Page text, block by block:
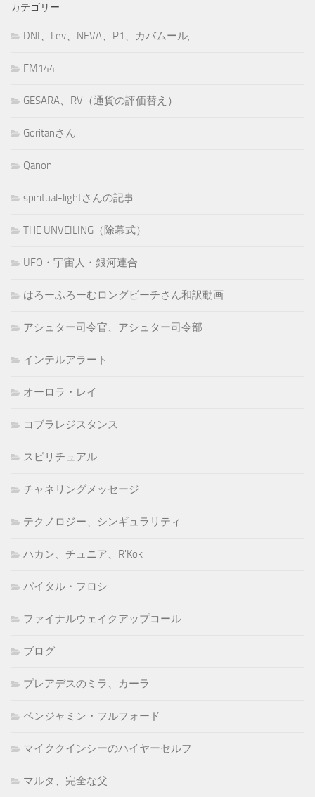
カテゴリー
DNI、Lev、NEVA、P1、カバムール,
FM144
GESARA、RV（通貨の評価替え）
Goritanさん
Qanon
spiritual-lightさんの記事
THE UNVEILING（除幕式）
UFO・宇宙人・銀河連合
はろーふろーむロングビーチさん和訳動画
アシュター司令官、アシュター司令部
インテルアラート
オーロラ・レイ
コブラレジスタンス
スピリチュアル
チャネリングメッセージ
テクノロジー、シンギュラリティ
ハカン、チュニア、R'Kok
バイタル・フロシ
ファイナルウェイクアップコール
ブログ
プレアデスのミラ、カーラ
ベンジャミン・フルフォード
マイククインシーのハイヤーセルフ
マルタ、完全な父